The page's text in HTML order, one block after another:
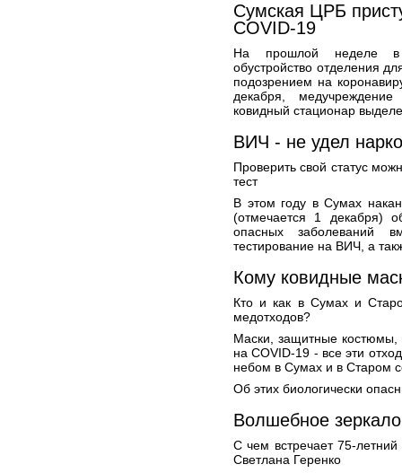
Сумская ЦРБ
COVID-19
На прошлой неделе в
обустройство отделения
подозрением на
декабря,
ковидный стационар
ВИЧ - не удел
Проверить свой статус
тест
В этом году в Сумах
(отмечается 1 декабря)
опасных
тестирование на ВИЧ, а
Кому ковидные
Кто и как в Сумах и
медотходов?
Маски, защитные костюмы,
на COVID-19 - все эти
небом в Сумах и в Старом
Об этих биологически
Волшебное зеркало
С чем встречает 75-
Светлана Геренко